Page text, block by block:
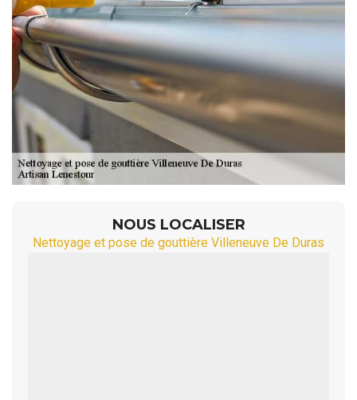
NOUS LOCALISER
Nettoyage et pose de gouttière Villeneuve De Duras